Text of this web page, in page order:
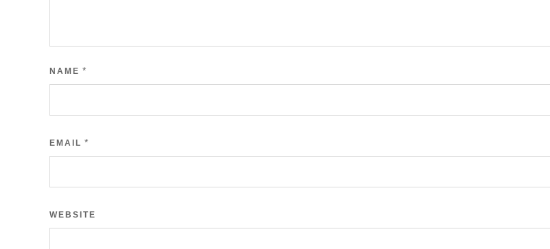
NAME *
EMAIL *
WEBSITE